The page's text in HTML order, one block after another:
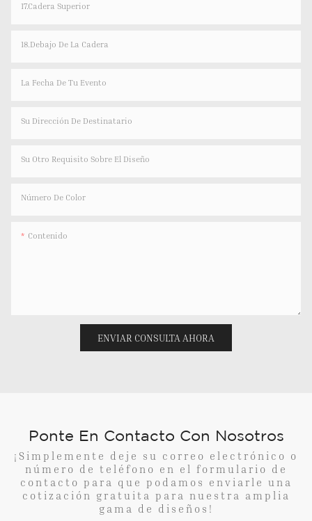
17.Cadera Superior
18.Debajo De La Cadera
La Fecha De Tu Evento
Su Dirección De Destinatario
Su Otro Requisito Sobre El Diseño
Número De Color
Contenido
ENVIAR CONSULTA AHORA
Ponte En Contacto Con Nosotros
¡Simplemente deje su correo electrónico o
número de teléfono en el formulario de
contacto para que podamos enviarle una
cotización gratuita para nuestra amplia
gama de diseños!